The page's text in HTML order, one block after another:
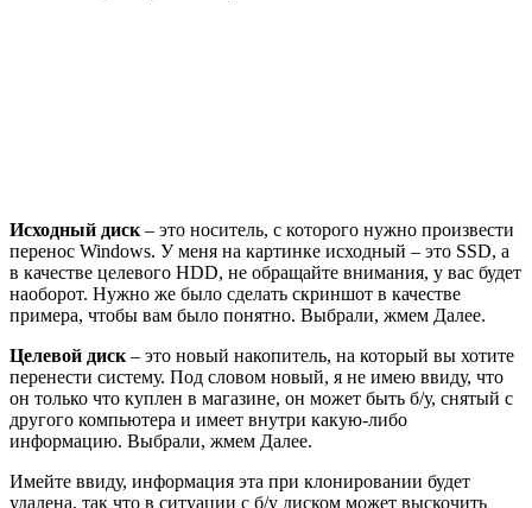
Исходный диск– это носитель, с которого нужно произвести
перенос Windows. У меня на картинке исходный – это SSD, а
в качестве целевого HDD, не обращайте внимания, у вас будет
наоборот. Нужно же было сделать скриншот в качестве
примера, чтобы вам было понятно. Выбрали, жмем Далее.
Целевой диск– это новый накопитель, на который вы хотите
перенести систему. Под словом новый, я не имею ввиду, что
он только что куплен в магазине, он может быть б/у, снятый с
другого компьютера и имеет внутри какую-либо
информацию. Выбрали, жмем Далее.
Имейте ввиду, информация эта при клонировании будет
удалена, так что в ситуации с б/у диском может выскочить